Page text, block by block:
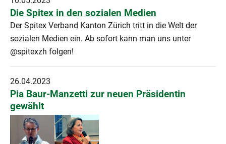
Die Spitex in den sozialen Medien
Der Spitex Verband Kanton Zürich tritt in die Welt der
sozialen Medien ein. Ab sofort kann man uns unter
@spitexzh folgen!
26.04.2023
Pia Baur-Manzetti zur neuen Präsidentin
gewählt